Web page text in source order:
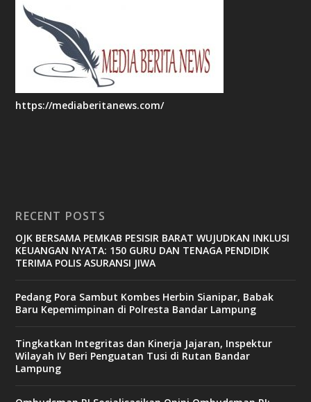
https://mediaberitanews.com/
RECENT POSTS
OJK BERSAMA PEMKAB PESISIR BARAT WUJUDKAN INKLUSI
KEUANGAN NYATA: 150 GURU DAN TENAGA PENDIDIK
TERIMA POLIS ASURANSI JIWA
Pedang Pora Sambut Kombes Herbin Sianipar, Babak
Baru Kepemimpinan di Polresta Bandar Lampung
Tingkatkan Integritas dan Kinerja Jajaran, Inspektur
Wilayah IV Beri Penguatan Tusi di Rutan Bandar
Lampung